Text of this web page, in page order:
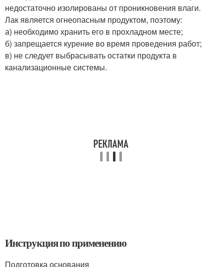
недостаточно изолированы от проникновения влаги.
Лак является огнеопасным продуктом, поэтому:
а) необходимо хранить его в прохладном месте;
б) запрещается курение во время проведения работ;
в) не следует выбрасывать остатки продукта в
канализационные системы.
Инструкция по применению
Подготовка основания